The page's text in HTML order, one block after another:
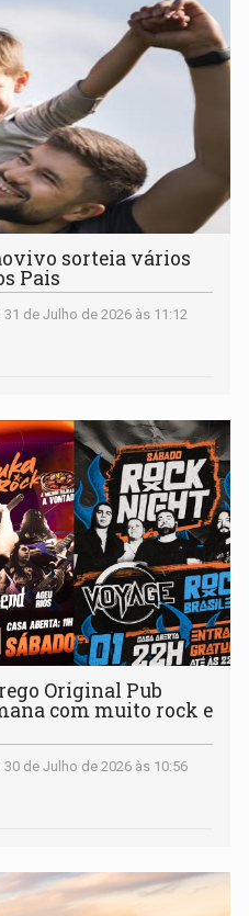
sorteia vários
Pais
31 de Julho de 2026 às 11:12
Original Pub
com muito rock e
30 de Julho de 2026 às 10:56